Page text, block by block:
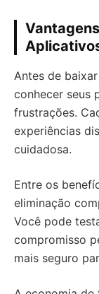
Antes de
conhecer seus
frustrações.
experiências
cuidadosa.
Entre os
eliminação
Você pode
compromisso
mais seguro